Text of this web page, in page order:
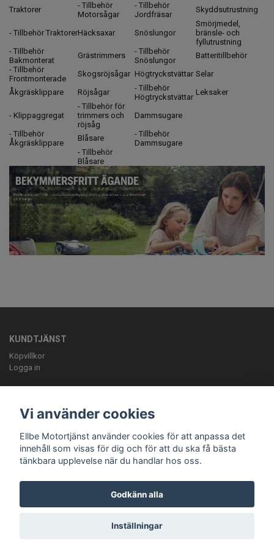
Traktorer
- Tillbehör
Motorsågar
- Tillbehör
Jordfräsar
Skyddsutrustning
- Tillbehör TraktorerHäcksaxar Snöslungor
Smörjmedel,
bränsle- och
fyllutrustning
- Tillbehör
Bakmonterat
Grästrimmers
- Tillbehör
Snöslungor
Batteritillbehör
- Tillbehör
Frontmonterade
Skogsröjsågar Högtryckstvättar Selar
Åkgräsklippare
Röjsågar
- Tillbehör
Högtryckstvättar
Leksaker
- Klippaggregat
- Tillbehör för
trimmers och
röjsåg
Dammsugare
- Tillbehör
Åkgräsklippare
Blåsare
- Tillbehör
Dammsugare
- Tillbehör
Blåsare
KUNDTJÄNST
Köpvillkor
Logga in
info@ellbemotortjanst.seÖppettider: Måndag -Torsdag 8-18 Fredag 8-
© Copyright Ellbe Motortjänst
Vi använder cookies
Ellbe Motortjänst använder cookies för att anpassa det
innehåll som visas för dig och för att du ska få bästa
tänkbara upplevelse när du handlar hos oss.
Godkänn alla
Inställningar